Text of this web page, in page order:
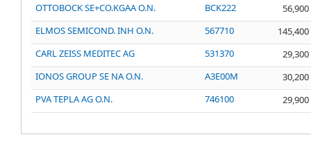
OTTOBOCK SE+CO.KGAA O.N.
BCK222
56,900
ELMOS SEMICOND. INH O.N.
567710
145,400
CARL ZEISS MEDITEC AG
531370
29,300
IONOS GROUP SE NA O.N.
A3E00M
30,200
PVA TEPLA AG O.N.
746100 29,900